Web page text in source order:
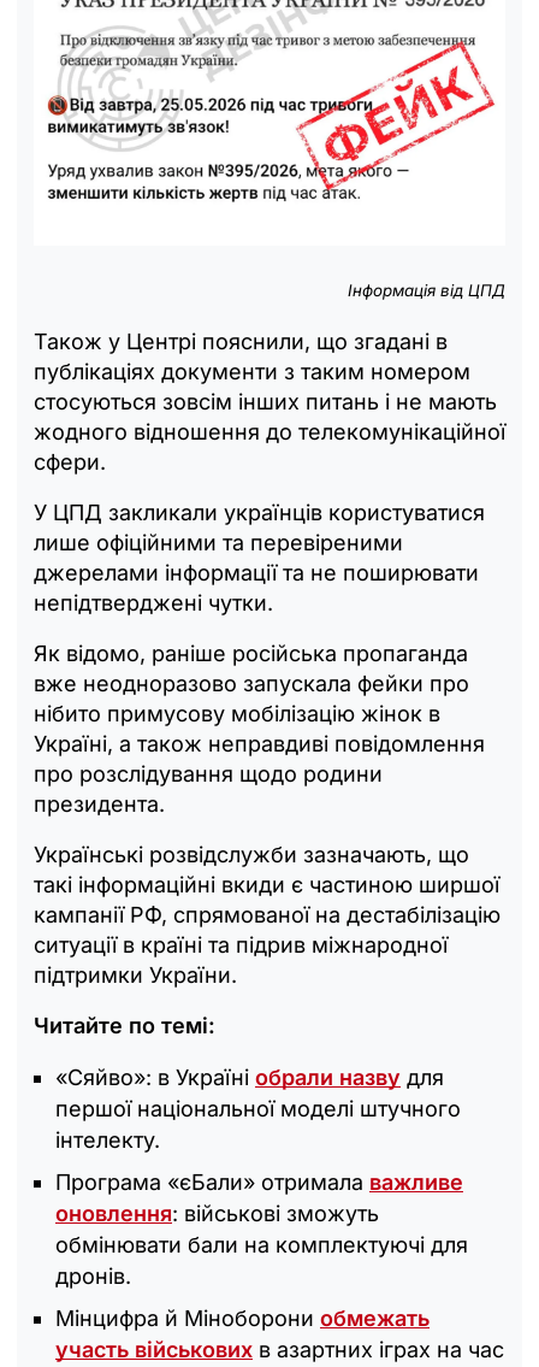
Інформація від ЦПД
Також у Центрі пояснили, що згадані в
публікаціях документи з таким номером
стосуються зовсім інших питань і не мають
жодного відношення до телекомунікаційної
сфери.
У ЦПД закликали українців користуватися
лише офіційними та перевіреними
джерелами інформації та не поширювати
непідтверджені чутки.
Як відомо, раніше російська пропаганда
вже неодноразово запускала фейки про
нібито примусову мобілізацію жінок в
Україні, а також неправдиві повідомлення
про розслідування щодо родини
президента.
Українські розвідслужби зазначають, що
такі інформаційні вкиди є частиною ширшої
кампанії РФ, спрямованої на дестабілізацію
ситуації в країні та підрив міжнародної
підтримки України.
Читайте по темі:
«Сяйво»: в Україні обрали назву для
першої національної моделі штучного
інтелекту.
Програма «єБали» отримала важливе
оновлення: військові зможуть
обмінювати бали на комплектуючі для
дронів.
Мінцифра й Міноборони обмежать
участь військових в азартних іграх на час